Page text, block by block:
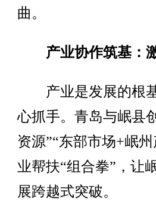
曲。
产业协作筑基：
产业是发展的根基
心抓手。青岛与岷县
资源”“东部市场+岷
业帮扶“组合拳”，让
展跨越式突破。